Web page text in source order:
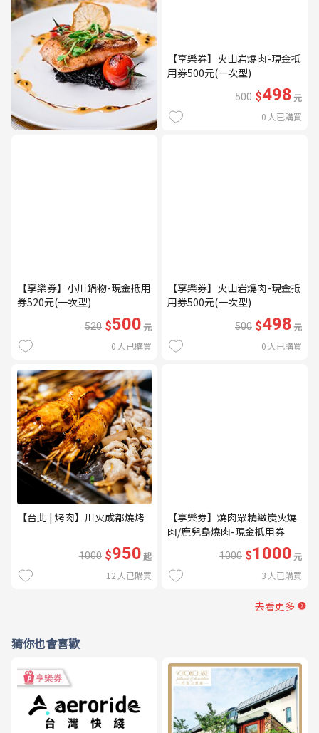
【享樂券】火山岩燒肉-現金抵
用券500元(一次型)
500 $498元
0 人已購買
【享樂券】小川鍋物-現金抵用
券520元(一次型)
520 $500元
0 人已購買
【享樂券】火山岩燒肉-現金抵
用券500元(一次型)
500 $498元
0 人已購買
【台北 | 烤肉】川火成都燒烤
1000 $950起
12 人已購買
【享樂券】燒肉眾精緻炭火燒
肉/鹿兒島燒肉-現金抵用券
1000 $1000元
3 人已購買
去看更多
猜你也會喜歡